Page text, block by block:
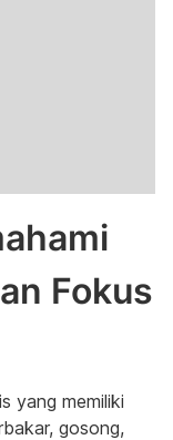
Fokus
yang memiliki
gosong,